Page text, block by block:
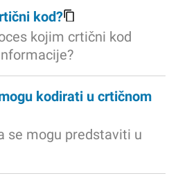
kod?
kojim crtični kod
kodirati u crtičnom
se mogu predstaviti u